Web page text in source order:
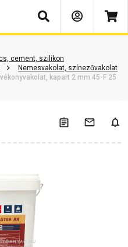
Keresés
cement, szilikon
Nemesvakolat, színezővakolat
kapart 2 mm 45-F 25
válaszok Kapcsolódó cikkek